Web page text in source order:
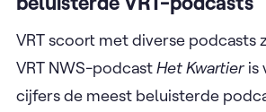
VRT scoort met diverse podcasts
VRT NWS-podcastHet Kwartier is
cijfers de meest beluisterde